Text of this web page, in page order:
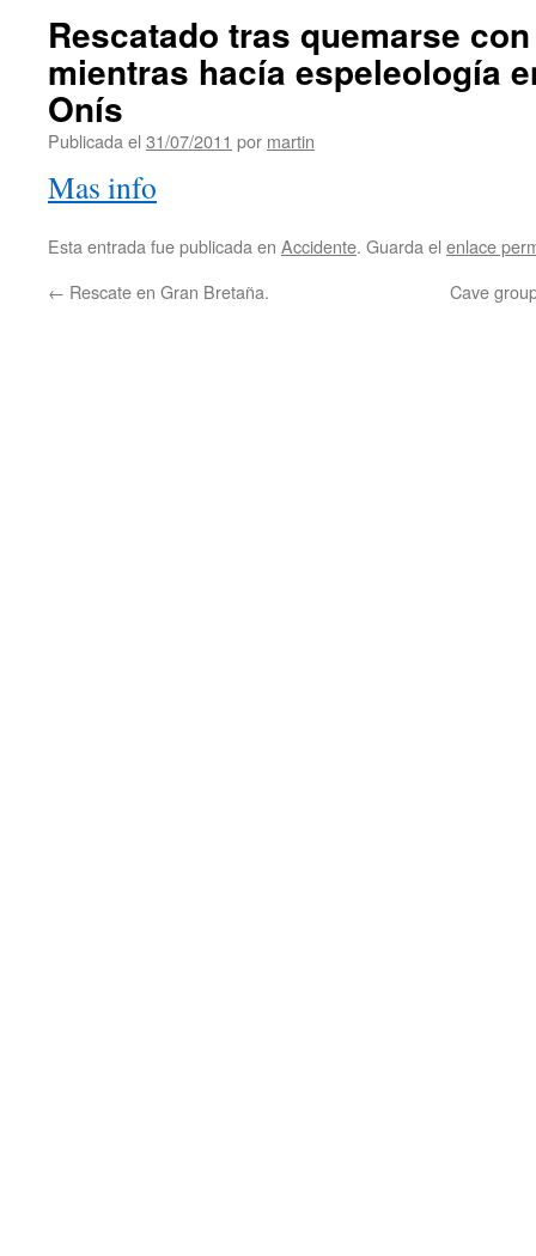
Rescatado tras quemarse
mientras hacía espeleología
Onís
Publicada el 31/07/2011 por martin
Mas info
Esta entrada fue publicada en Accidente. Guarda el enlace
← Rescate en Gran Bretaña. Cave